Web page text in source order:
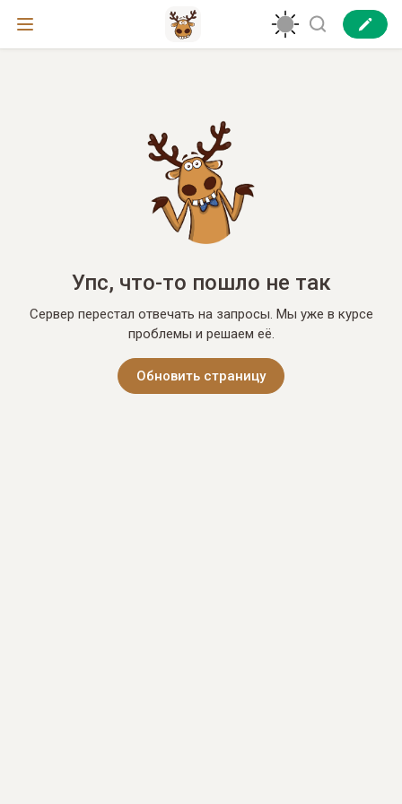
Упс, что-то пошло не так
Сервер перестал отвечать на запросы. Мы уже в курсе
проблемы и решаем её.
Обновить страницу